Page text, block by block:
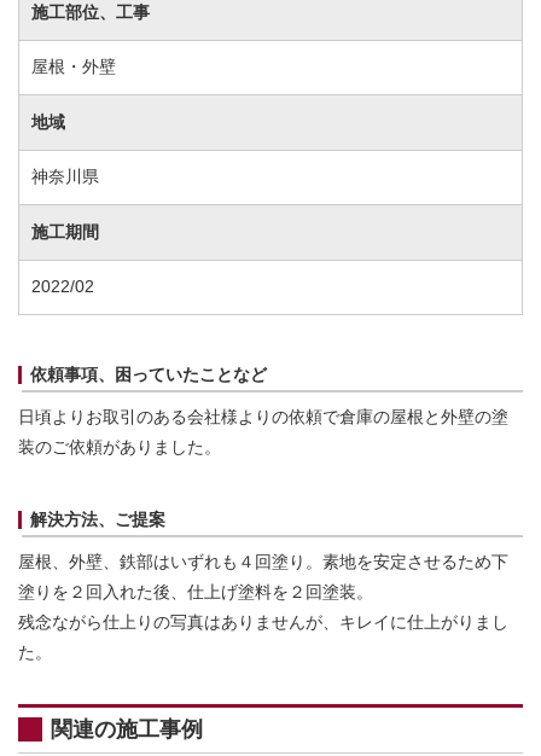
施工部位、工事
屋根・外壁
地域
神奈川県
施工期間
2022/02
依頼事項、困っていたことなど
日頃よりお取引のある会社様よりの依頼で倉庫の屋根と外壁の塗
装のご依頼がありました。
解決方法、ご提案
屋根、外壁、鉄部はいずれも４回塗り。素地を安定させるため下
塗りを２回入れた後、仕上げ塗料を２回塗装。
残念ながら仕上りの写真はありませんが、キレイに仕上がりまし
た。
関連の施工事例